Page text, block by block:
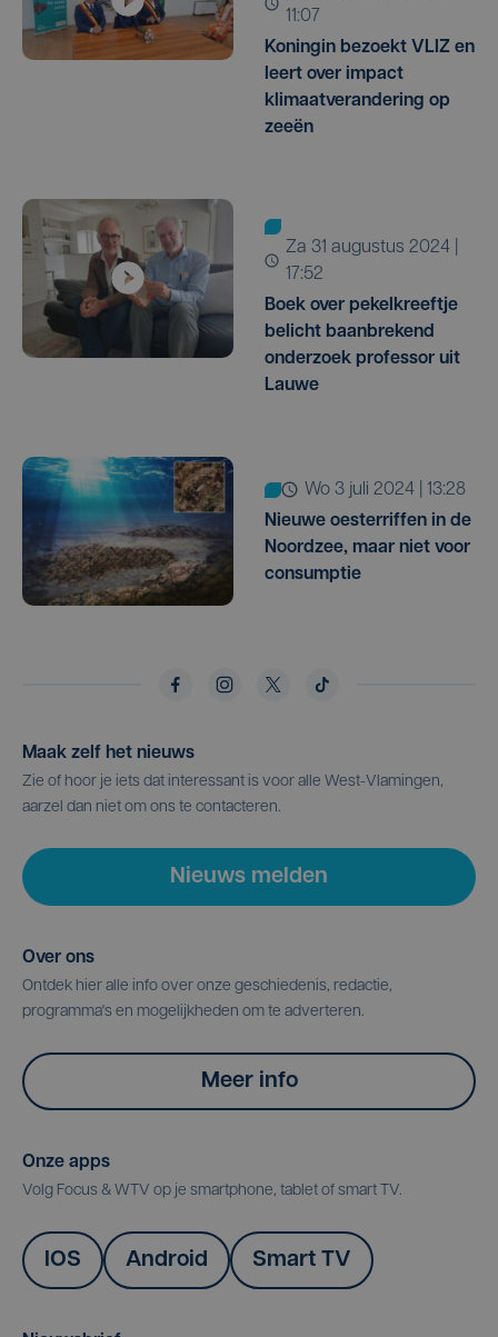
11:07
Koningin bezoekt VLIZ en
leert over impact
klimaatverandering op
zeeën
za 31 augustus 2024 |
17:52
Boek over pekelkreeftje
belicht baanbrekend
onderzoek professor uit
Lauwe
wo 3 juli 2024 | 13:28
Nieuwe oesterriffen in de
Noordzee, maar niet voor
consumptie
Maak zelf het nieuws
Zie of hoor je iets dat interessant is voor alle West-Vlamingen,
aarzel dan niet om ons te contacteren.
Nieuws melden
Over ons
Ontdek hier alle info over onze geschiedenis, redactie,
programma's en mogelijkheden om te adverteren.
Meer info
Onze apps
Volg Focus & WTV op je smartphone, tablet of smart TV.
IOS Android Smart TV